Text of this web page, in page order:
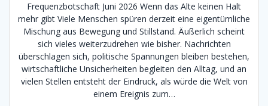
Frequenzbotschaft Juni 2026 Wenn das Alte keinen Halt
mehr gibt Viele Menschen spüren derzeit eine eigentümliche
Mischung aus Bewegung und Stillstand. Äußerlich scheint
sich vieles weiterzudrehen wie bisher. Nachrichten
überschlagen sich, politische Spannungen bleiben bestehen,
wirtschaftliche Unsicherheiten begleiten den Alltag, und an
vielen Stellen entsteht der Eindruck, als würde die Welt von
einem Ereignis zum…